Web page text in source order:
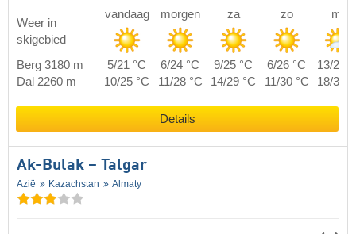
Weer in
skigebied
vandaag morgen za zo ma
Berg 3180 m 5/21 °C 6/24 °C 9/25 °C 6/26 °C
13/27
Dal 2260 m
10/25 °C 11/28 °C 14/29 °C 11/30 °C 18/31
Details
Ak-Bulak – Talgar
Azië Kazachstan Almaty